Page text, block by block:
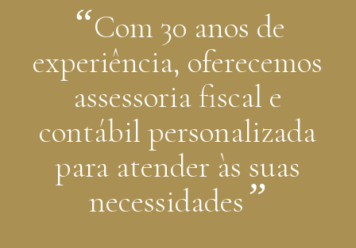
“Com 30 anos de
experiência, oferecemos
assessoria fiscal e
contábil personalizada
para atender às suas
necessidades”